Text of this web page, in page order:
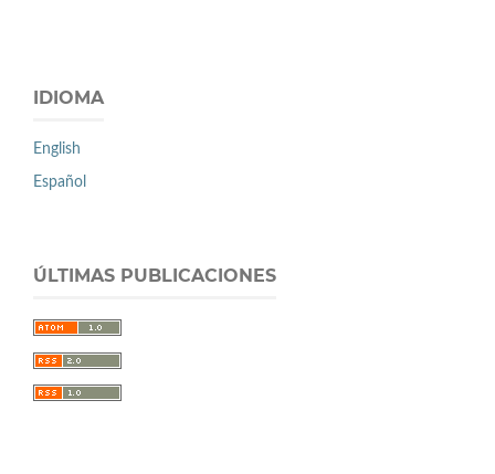
IDIOMA
English
Español
ÚLTIMAS PUBLICACIONES